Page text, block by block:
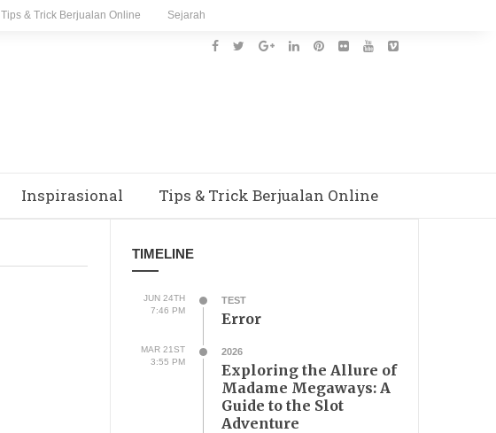
Tips & Trick Berjualan Online Sejarah
Inspirasional Tips & Trick Berjualan Online
TIMELINE
JUN 24TH
7:46 PM
TEST
Error
MAR 21ST
3:55 PM
2026
Exploring the Allure of
Madame Megaways: A
Guide to the Slot
Adventure